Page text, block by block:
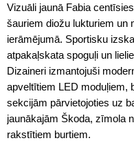
Vizuāli jaunā Fabia
šauriem diožu lukturiem un
ierāmējumā. Sportisku
atpakaļskata spoguļi un
Dizaineri izmantojuši
apveltītiem LED moduļiem,
sekcijām pārvietojoties uz
jaunākajām Škoda, zīmola
rakstītiem burtiem.